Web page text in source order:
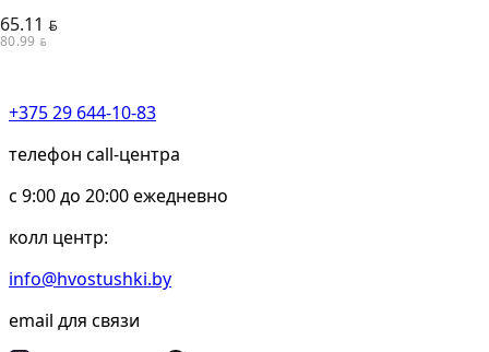
65.11 BYN
80.99 BYN
+375 29 644-10-83
телефон call-центра
c 9:00 до 20:00 ежедневно
колл центр:
info@hvostushki.by
email для связи